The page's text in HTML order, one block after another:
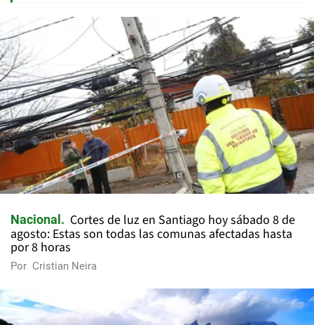
Nacional
Cortes de luz en Santiago hoy sábado 8 de
agosto: Estas son todas las comunas afectadas hasta
por 8 horas
Por Cristian Neira